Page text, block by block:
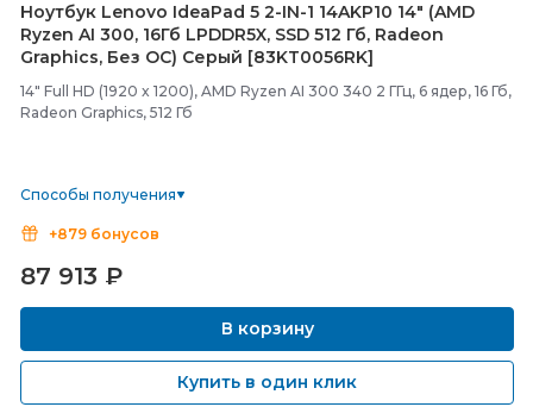
Ноутбук Lenovo IdeaPad 5 2-IN-1 14AKP10 14" (AMD
Ryzen AI 300, 16Гб LPDDR5X, SSD 512 Гб, Radeon
Graphics, Без ОС) Серый [83KT0056RK]
14" Full HD (1920 x 1200), AMD Ryzen AI 300 340 2 ГГц, 6 ядер, 16 Гб,
Radeon Graphics, 512 Гб
Способы получения
+879 бонусов
87 913 ₽
В корзину
Купить в один клик